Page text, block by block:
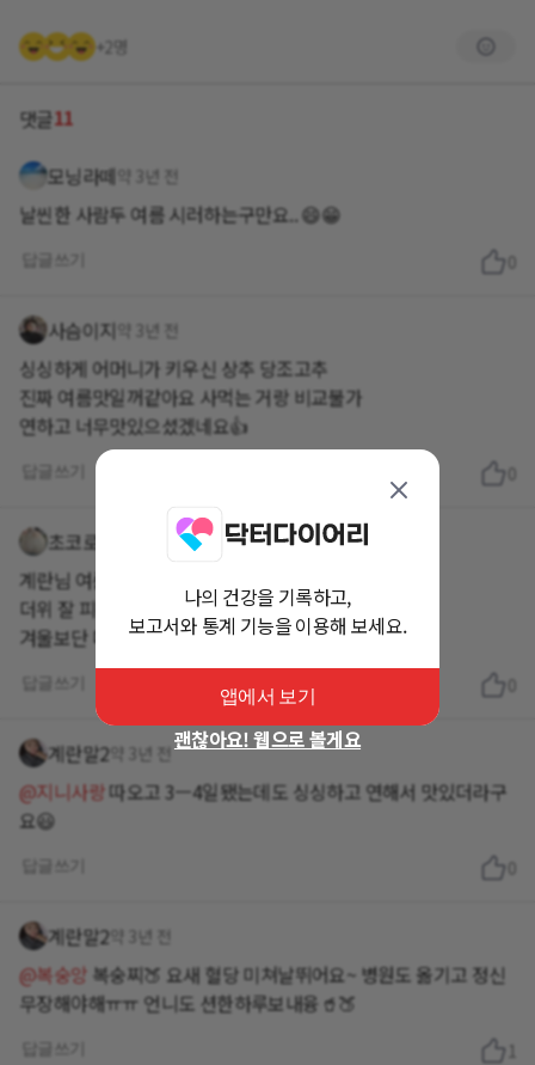
+2명
댓글11
모닝라떼 약 3년 전
날씬한 사람두 여름 시러하는구만요.. 😄😁
사슴이지 약 3년 전
싱싱하게 어머니가 키우신 상추 당조고추
진짜 여름맛일꺼같아요 사먹는 거랑 비교불가
연하고 너무맛있으셨겠네요👍
초코로미 약 3년 전
계란님 여름 싫어하는군요. ㅋㅋ
더위 잘 피해서 피서 보내봐요.
겨울보단 더운게 낫던데요. ㅎㅎ
계란말2약 3년 전
@지니사랑따오고 3ㅡ4일됐는데도 싱싱하고 연해서 맛있더라구
요😃
계란말2약 3년 전
@복숭앙 복숭찌🍑 요새 혈당 미쳐날뛰어요~ 병원도 옮기고 정신
무장해야해ㅠㅠ 언니도 션한하루보내융🥤🍑
1
나의 건강을 기록하고,
보고서와 통계 기능을 이용해 보세요.
앱에서 보기
괜찮아요! 웹으로 볼게요